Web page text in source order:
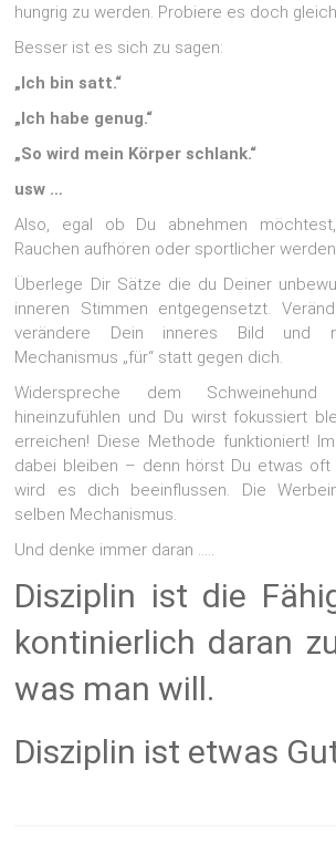
hungrig zu werden. Probiere es doch
Besser ist es sich zu sagen:
„Ich bin satt.“
„Ich habe genug.“
„So wird mein Körper schlank.“
usw …
Also, egal ob Du abnehmen
Rauchen aufhören oder sportlicher
Überlege Dir Sätze die du Deiner
inneren Stimmen entgegensetzt.
verändere Dein inneres Bild und
Mechanismus „für“ statt gegen dich.
Widerspreche dem
hineinzufühlen und Du wirst fokussiert
erreichen! Diese Methode funktioniert!
dabei bleiben – denn hörst Du etwas oft
wird es dich beeinflussen. Die
selben Mechanismus.
Und denke immer daran …..
Disziplin ist die
kontinierlich daran
was man will.
Disziplin ist etwas